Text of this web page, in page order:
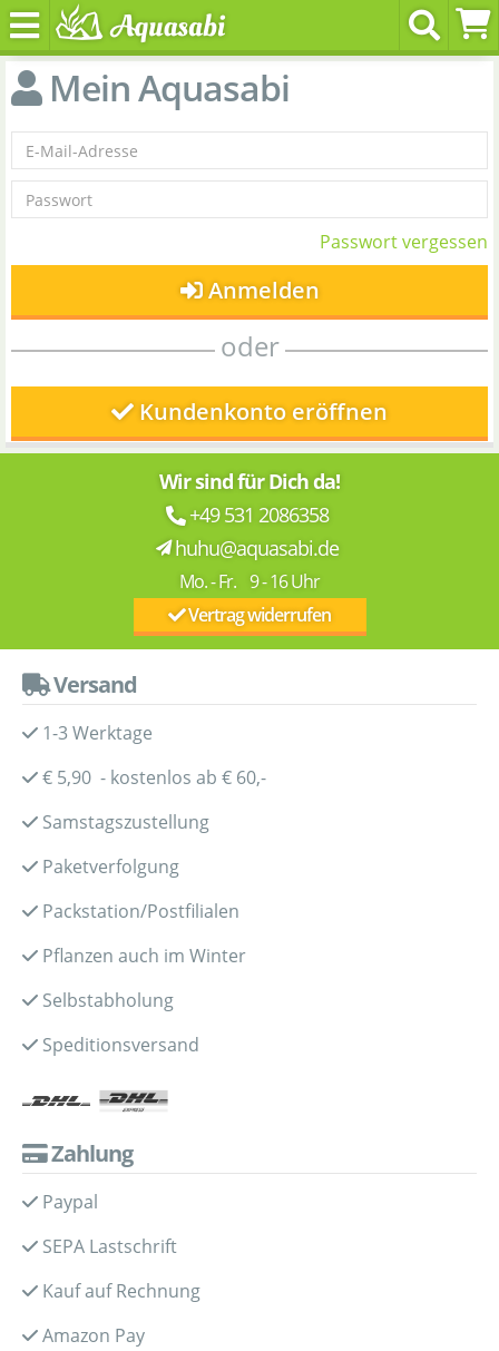
Mein Aquasabi
Passwort vergessen
Anmelden
oder
Kundenkonto eröffnen
Wir sind für Dich da!
+49 531 2086358
huhu@aquasabi.de
Mo. - Fr. 9 - 16 Uhr
Vertrag widerrufen
Versand
1-3 Werktage
€ 5,90 - kostenlos ab € 60,-
Samstagszustellung
Paketverfolgung
Packstation/Postfilialen
Pflanzen auch im Winter
Selbstabholung
Speditionsversand
Zahlung
Paypal
SEPA Lastschrift
Kauf auf Rechnung
Amazon Pay